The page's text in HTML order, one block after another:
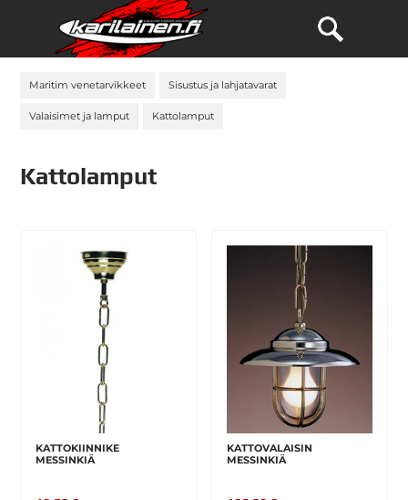
Maritim venetarvikkeet Sisustus ja lahjatavarat
Valaisimet ja lamput Kattolamput
Kattolamput
KATTOKIINNIKE
MESSINKIÄ
KATTOVALAISIN
MESSINKIÄ